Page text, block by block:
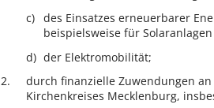
des Einsatzes erneuerbarer
beispielsweise für
der Elektromobilität;
durch finanzielle Zuwendungen
Kirchenkreises Mecklenburg,